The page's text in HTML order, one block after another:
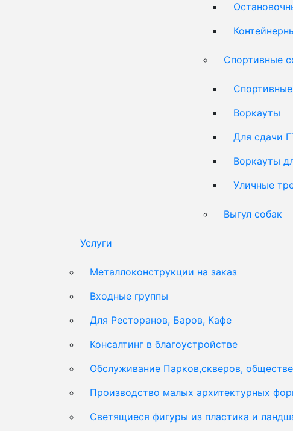
Спортивные
Воркауты
Для сдачи
Воркауты
Уличные
Выгул собак
Услуги
Металлоконструкции на заказ
Входные группы
Для Ресторанов, Баров, Кафе
Консалтинг в благоустройстве
Обслуживание Парков,скверов,
Производство малых архитектурных
Светящиеся фигуры из пластика и